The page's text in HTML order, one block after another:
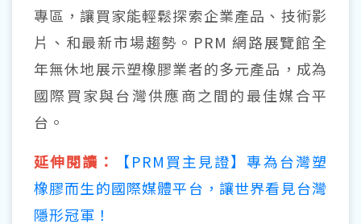
專區，讓買家能輕鬆探索企業產品、技術影
片、和最新市場趨勢。PRM 網路展覽館全
年無休地展示塑橡膠業者的多元產品，成為
國際買家與台灣供應商之間的最佳媒合平
台。
延伸閱讀：
【PRM買主見證】專為台灣塑
橡膠而生的國際媒體平台，讓世界看見台灣
隱形冠軍！